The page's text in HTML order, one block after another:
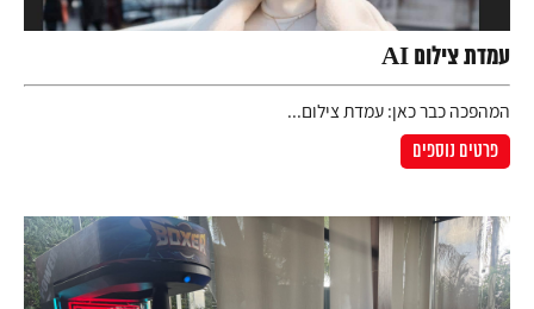
עמדת צילום AI
המהפכה כבר כאן: עמדת צילום...
פרטים נוספים